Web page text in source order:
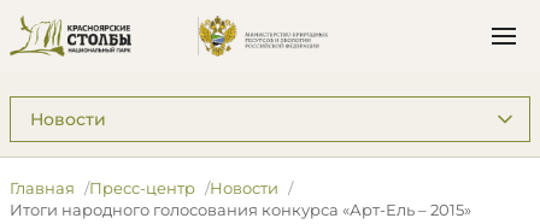
Подразделы: Пресс-центр
Главная Пресс-центр
Новости
Итоги народного голосования конкурса «Арт-Ель – 2015»